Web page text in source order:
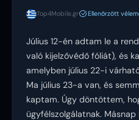
Top4Mobile.gr Ellenőrzött
Július 12-én adtam le a
való kijelzővédő fóliát), és
amelyben július 22-i
Ma július 23-a van, és
kaptam. Úgy döntöttem,
ügyfélszolgálatnak.